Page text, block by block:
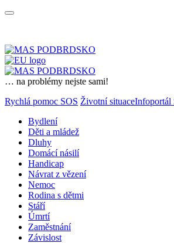
… na problémy nejste sami!
Rychlá pomoc SOS Životní situaceInfoportál
Bydlení
Děti a mládež
Dluhy
Domácí násilí
Handicap
Návrat z vězení
Nemoc
Rodina s dětmi
Stáří
Úmrtí
Zaměstnání
Závislost